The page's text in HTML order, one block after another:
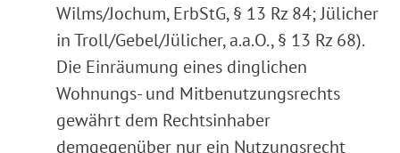
Wilms/Jochum, ErbStG, § 13 Rz 84; Jülicher
in Troll/Gebel/Jülicher, a.a.O., § 13 Rz 68).
Die Einräumung eines dinglichen
Wohnungs- und Mitbenutzungsrechts
gewährt dem Rechtsinhaber
demgegenüber nur ein Nutzungsrecht